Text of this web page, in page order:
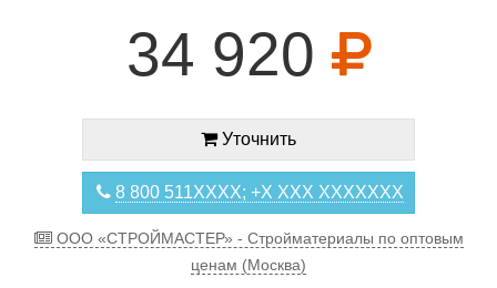
34 920
Уточнить
8 800 511XXXX; +X XXX XXXXXXX
ООО «СТРОЙМАСТЕР» - Стройматериалы по оптовым
ценам (Москва)